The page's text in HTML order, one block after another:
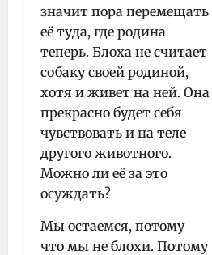
значит пора перемещать
её туда, где родина
теперь. Блоха не считает
собаку своей родиной,
хотя и живет на ней. Она
прекрасно будет себя
чувствовать и на теле
другого животного.
Можно ли её за это
осуждать?
Мы остаемся, потому
что мы не блохи. Потому